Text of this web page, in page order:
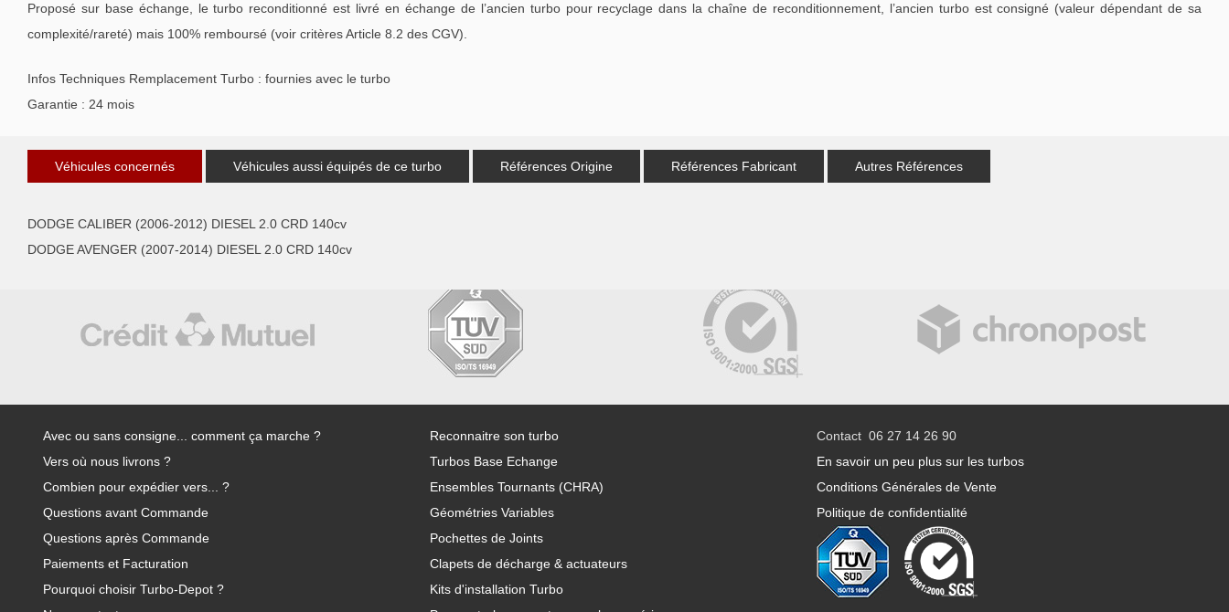
Proposé sur base échange, le turbo reconditionné est livré en échange de l’ancien turbo pour recyclage dans la chaîne de reconditionnement, l’ancien turbo est consigné (valeur dépendant de sa
complexité/rareté) mais 100% remboursé (voir critères Article 8.2 des CGV).
Infos Techniques Remplacement Turbo : fournies avec le turbo
Garantie : 24 mois
Véhicules concernés Véhicules aussi équipés de ce turbo Références Origine Références Fabricant Autres Références
DODGE CALIBER (2006-2012) DIESEL 2.0 CRD 140cv
DODGE AVENGER (2007-2014) DIESEL 2.0 CRD 140cv
Avec ou sans consigne... comment ça marche ?
Vers où nous livrons ?
Combien pour expédier vers... ?
Questions avant Commande
Questions après Commande
Paiements et Facturation
Pourquoi choisir Turbo-Depot ?
Reconnaitre son turbo
Turbos Base Echange
Ensembles Tournants (CHRA)
Géométries Variables
Pochettes de Joints
Clapets de décharge & actuateurs
Kits d'installation Turbo
Contact 06 27 14 26 90
En savoir un peu plus sur les turbos
Conditions Générales de Vente
Politique de confidentialité